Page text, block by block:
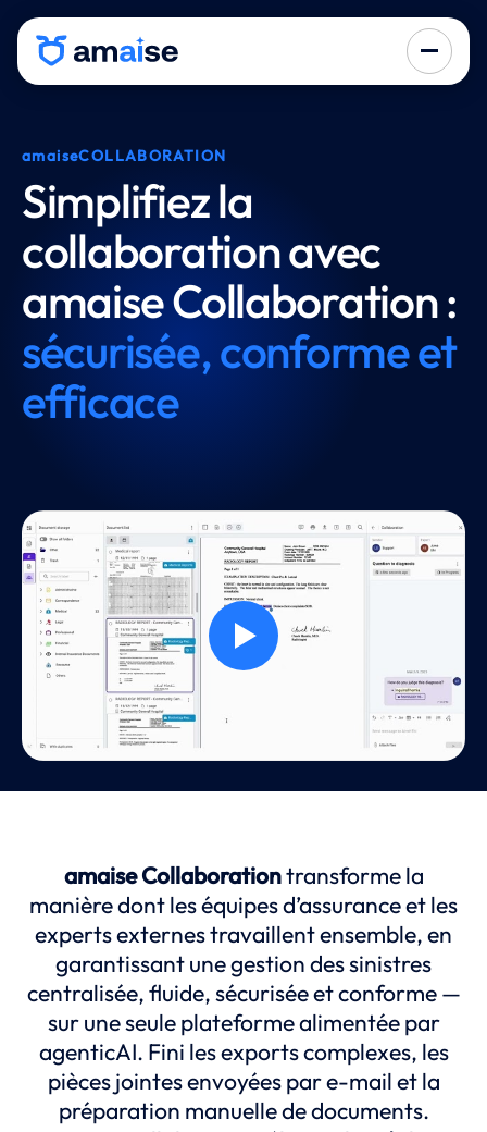
amaiseCOLLABORATION
Simplifiez la
collaboration avec
amaise Collaboration :
sécurisée, conforme et
efficace
amaise Collaborationtransforme la
manière dont les équipes d’assurance et les
experts externes travaillent ensemble, en
garantissant une gestion des sinistres
centralisée, fluide, sécurisée et conforme —
sur une seule plateforme alimentée par
agenticAI. Fini les exports complexes, les
pièces jointes envoyées par e-mail et la
préparation manuelle de documents.